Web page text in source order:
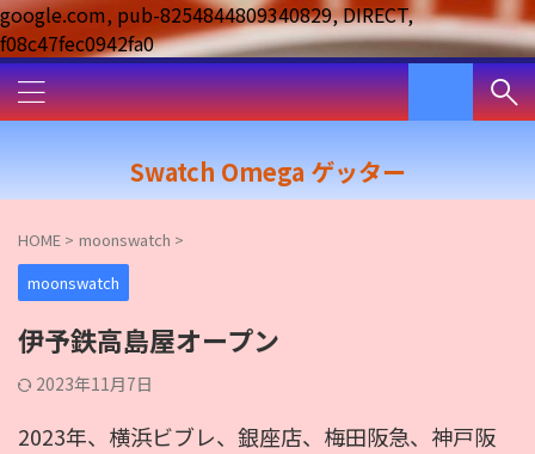
google.com, pub-8254844809340829, DIRECT,
f08c47fec0942fa0
Swatch Omega ゲッター
HOME > moonswatch >
moonswatch
伊予鉄高島屋オープン
2023年11月7日
2023年、横浜ビブレ、銀座店、梅田阪急、神戸阪